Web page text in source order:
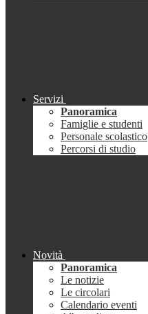
Servizi
Panoramica
Famiglie e studenti
Personale scolastico
Percorsi di studio
Novità
Panoramica
Le notizie
Le circolari
Calendario eventi